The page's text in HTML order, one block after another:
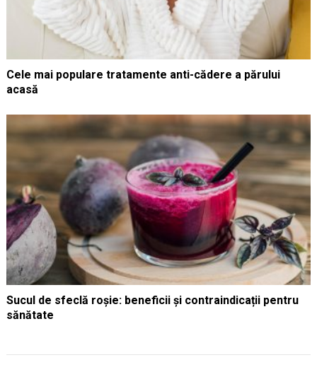
Cele mai populare tratamente anti-cădere a părului
acasă
Sucul de sfeclă roșie: beneficii și contraindicații pentru
sănătate